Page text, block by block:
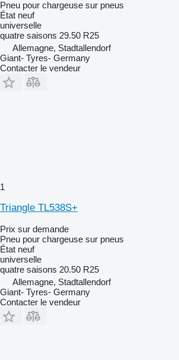
Pneu pour chargeuse sur pneus
État neuf
universelle
quatre saisons 29.50 R25
Allemagne, Stadtallendorf
Giant- Tyres- Germany
Contacter le vendeur
1
Triangle TL538S+
Prix sur demande
Pneu pour chargeuse sur pneus
État neuf
universelle
quatre saisons 20.50 R25
Allemagne, Stadtallendorf
Giant- Tyres- Germany
Contacter le vendeur